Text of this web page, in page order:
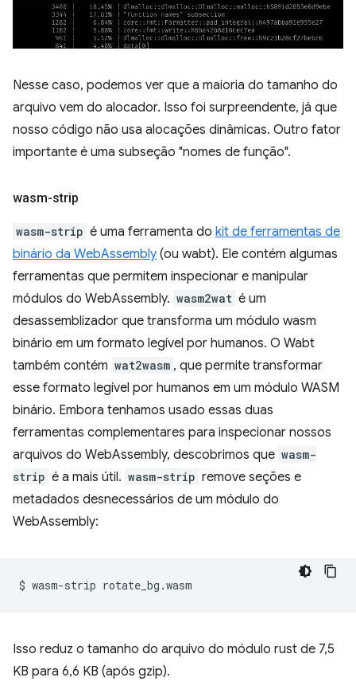
Nesse caso, podemos ver que a maioria do tamanho do
arquivo vem do alocador. Isso foi surpreendente, já que
nosso código não usa alocações dinâmicas. Outro fator
importante é uma subseção "nomes de função".
wasm-strip
wasm-strip é uma ferramenta do kit de ferramentas de
binário da WebAssembly (ou wabt). Ele contém algumas
ferramentas que permitem inspecionar e manipular
módulos do WebAssembly. wasm2wat é um
desassemblizador que transforma um módulo wasm
binário em um formato legível por humanos. O Wabt
também contém wat2wasm , que permite transformar
esse formato legível por humanos em um módulo WASM
binário. Embora tenhamos usado essas duas
ferramentas complementares para inspecionar nossos
arquivos do WebAssembly, descobrimos que wasm-
strip é a mais útil. wasm-strip remove seções e
metadados desnecessários de um módulo do
WebAssembly:
$ wasm-strip
Isso reduz o tamanho do arquivo do módulo rust de 7,5
KB para 6,6 KB (após gzip).